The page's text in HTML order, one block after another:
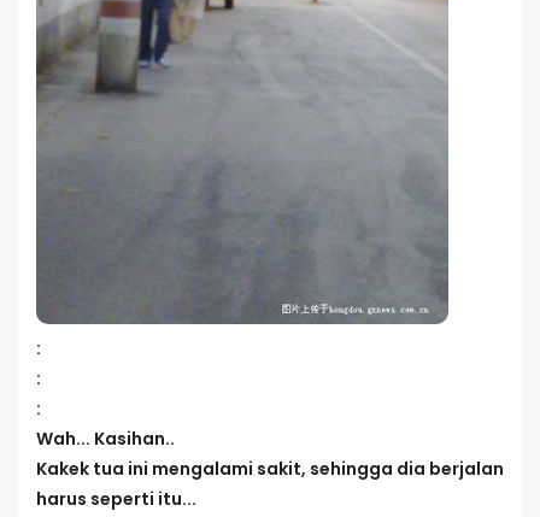
:
:
:
Wah... Kasihan..
Kakek tua ini mengalami sakit, sehingga dia berjalan
harus seperti itu...